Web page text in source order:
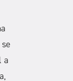
a
,